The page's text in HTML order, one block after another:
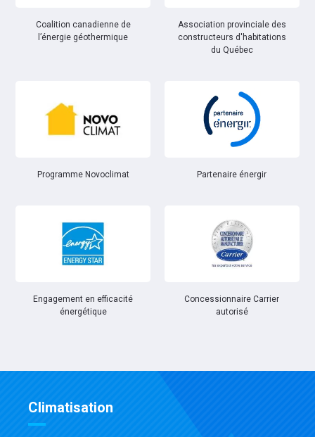
Coalition canadienne de
l’énergie géothermique
Association provinciale des
constructeurs d'habitations
du Québec
Programme Novoclimat Partenaire énergir
Engagement en efficacité
énergétique
Concessionnaire Carrier
autorisé
Climatisation